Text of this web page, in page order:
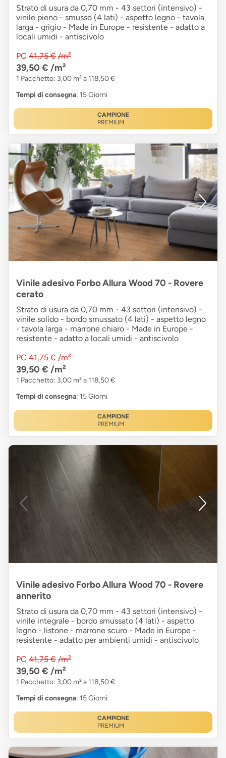
Strato di usura da 0,70 mm - 43 settori (intensivo) -
vinile pieno - smusso (4 lati) - aspetto legno - tavola
larga - grigio - Made in Europe - resistente - adatto a
locali umidi - antiscivolo
PC 41,75 € /m²
39,50 € /m²
1 Pacchetto: 3,00 m² a 118,50 €
Tempi di consegna: 15 Giorni
CAMPIONE
PREMIUM
Vinile adesivo Forbo Allura Wood 70 - Rovere
cerato
Strato di usura da 0,70 mm - 43 settori (intensivo) -
vinile solido - bordo smussato (4 lati) - aspetto legno
- tavola larga - marrone chiaro - Made in Europe -
resistente - adatto a locali umidi - antiscivolo
PC 41,75 € /m²
39,50 € /m²
1 Pacchetto: 3,00 m² a 118,50 €
Tempi di consegna: 15 Giorni
CAMPIONE
PREMIUM
Vinile adesivo Forbo Allura Wood 70 - Rovere
annerito
Strato di usura da 0,70 mm - 43 settori (intensivo) -
vinile integrale - bordo smussato (4 lati) - aspetto
legno - listone - marrone scuro - Made in Europe -
resistente - adatto per ambienti umidi - antiscivolo
PC 41,75 € /m²
39,50 € /m²
1 Pacchetto: 3,00 m² a 118,50 €
Tempi di consegna: 15 Giorni
CAMPIONE
PREMIUM